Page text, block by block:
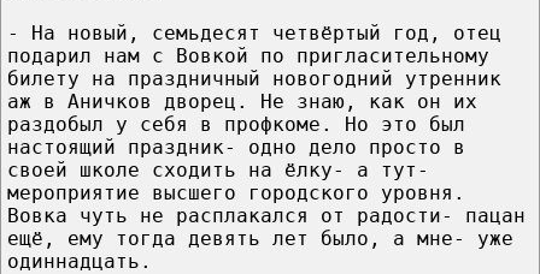
- На новый, семьдесят четвёртый год, отец
подарил нам с Вовкой по пригласительному
билету на праздничный новогодний утренник
аж в Аничков дворец. Не знаю, как он их
раздобыл у себя в профкоме. Но это был
настоящий праздник- одно дело просто в
своей школе сходить на ёлку- а тут-
мероприятие высшего городского уровня.
Вовка чуть не расплакался от радости- пацан
ещё, ему тогда девять лет было, а мне- уже
одиннадцать.